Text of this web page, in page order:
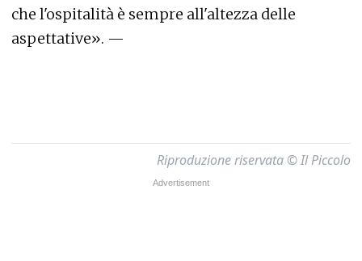
che l'ospitalità è sempre all'altezza delle
aspettative». —
Riproduzione riservata © Il Piccolo